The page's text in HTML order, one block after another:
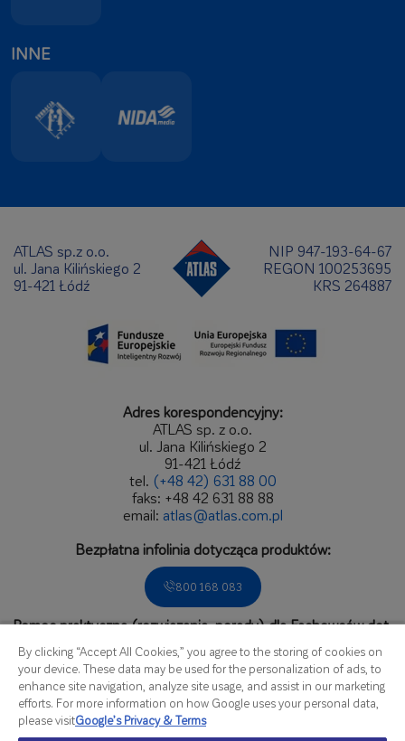
INNE
ATLAS sp.z o.o.
ul. Jana Kilińskiego 2
91-421 Łódź
NIP 947-193-64-67
REGON 100253695
KRS 264887
Adres korespondencyjny:
ATLAS sp. z o.o.
ul. Jana Kilińskiego 2
91-421 Łódź
tel. (+48 42) 631 88 00
faks: +48 42 631 88 88
email: atlas@atlas.com.pl
Bezpłatna infolinia dotycząca produktów:
800 168 083
Pomoc praktyczna (rozwiązania, porady) dla Fachowców dot.
Zadzwoń do Biura Obsługi Fachowca:
536 166 809
By clicking “Accept All Cookies,” you agree to the storing of cookies on
your device. These data may be used for the personalization of ads, to
enhance site navigation, analyze site usage, and assist in our marketing
efforts. For more information on how Google uses your personal data,
please visitGoogle’s Privacy & Terms